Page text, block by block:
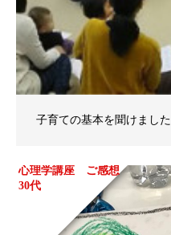
子育ての基本を聞けました
心理学講座 ご感想
30代